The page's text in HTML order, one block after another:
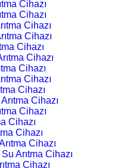
Cihazı
Cihazı
Cihazı
Cihazı
Cihazı
Cihazı
Cihazı
Cihazı
Cihazı
Cihazı
Cihazı
Cihazı
Cihazı
Cihazı
Arıtma Cihazı
Cihazı